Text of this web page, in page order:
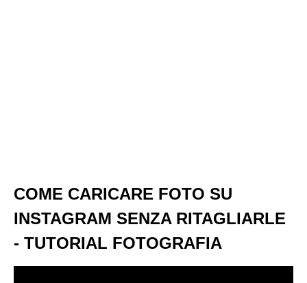
COME CARICARE FOTO SU
INSTAGRAM SENZA RITAGLIARLE
- TUTORIAL FOTOGRAFIA